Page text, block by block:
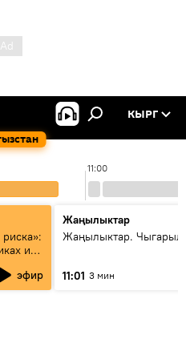
КЫРГ
11:00
и
эфир
Жаңылыктар
Жаңылыктар.
11:01 3 мин